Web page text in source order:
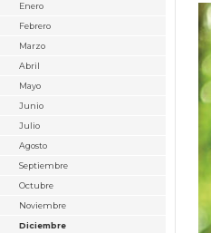
Enero
Febrero
Marzo
Abril
Mayo
Junio
Julio
Agosto
Septiembre
Octubre
Noviembre
Diciembre